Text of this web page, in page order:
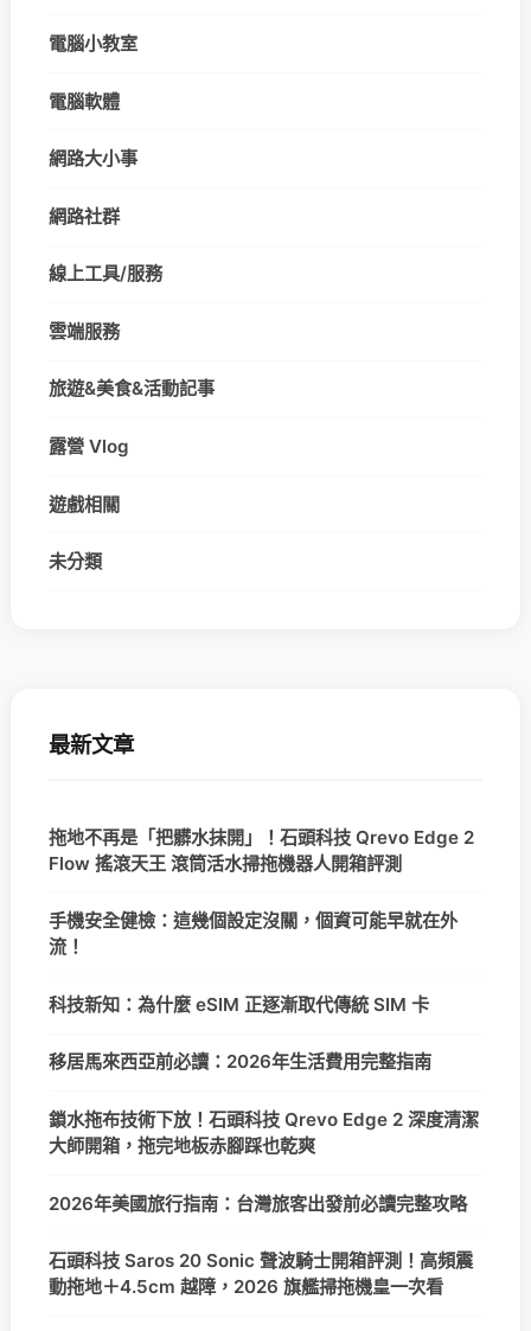
電腦小教室
電腦軟體
網路大小事
網路社群
線上工具/服務
雲端服務
旅遊&美食&活動記事
露營 Vlog
遊戲相關
未分類
最新文章
拖地不再是「把髒水抹開」！石頭科技 Qrevo Edge 2
Flow 搖滾天王 滾筒活水掃拖機器人開箱評測
手機安全健檢：這幾個設定沒關，個資可能早就在外
流！
科技新知：為什麼 eSIM 正逐漸取代傳統 SIM 卡
移居馬來西亞前必讀：2026年生活費用完整指南
鎖水拖布技術下放！石頭科技 Qrevo Edge 2 深度清潔
大師開箱，拖完地板赤腳踩也乾爽
2026年美國旅行指南：台灣旅客出發前必讀完整攻略
石頭科技 Saros 20 Sonic 聲波騎士開箱評測！高頻震
動拖地＋4.5cm 越障，2026 旗艦掃拖機皇一次看